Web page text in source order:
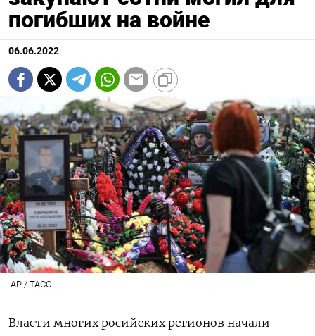
погибших на войне
06.06.2022
AP / ТАСС
Власти многих росийских регионов начали